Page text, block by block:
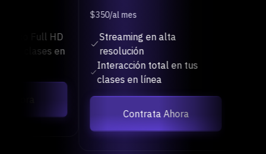
Streaming en alta
resolución
Interacción total en tus
clases en línea
Contrata Ahora
Complemento